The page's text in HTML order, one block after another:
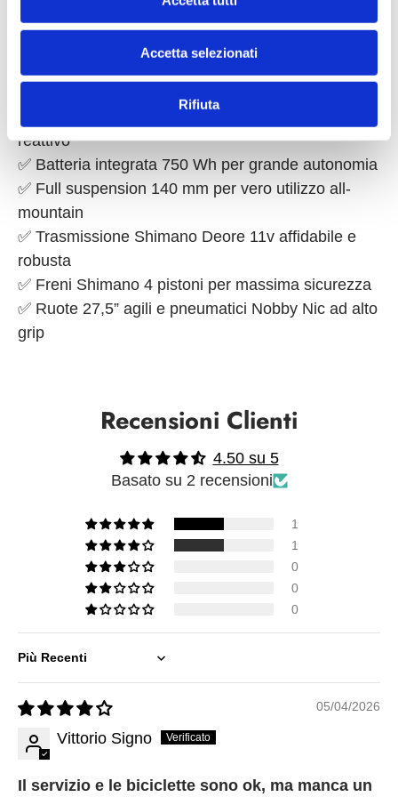
Accetta selezionati
Rifiuta
Perché sceglierla
reattivo
✅ Batteria integrata 750 Wh per grande autonomia
✅ Full suspension 140 mm per vero utilizzo all-
mountain
✅ Trasmissione Shimano Deore 11v affidabile e
robusta
✅ Freni Shimano 4 pistoni per massima sicurezza
✅ Ruote 27,5” agili e pneumatici Nobby Nic ad alto
grip
Recensioni Clienti
4.50 su 5
Basato su 2 recensioni
1
1
0
0
0
Sort by
05/04/2026
Vittorio Signo
Il servizio e le biciclette sono ok, ma manca un